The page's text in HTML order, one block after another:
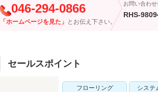
046-294-0866
「ホームページを見た」 とお伝え下さい。
お問い合わ
RHS-
セールスポイント
フローリング システ